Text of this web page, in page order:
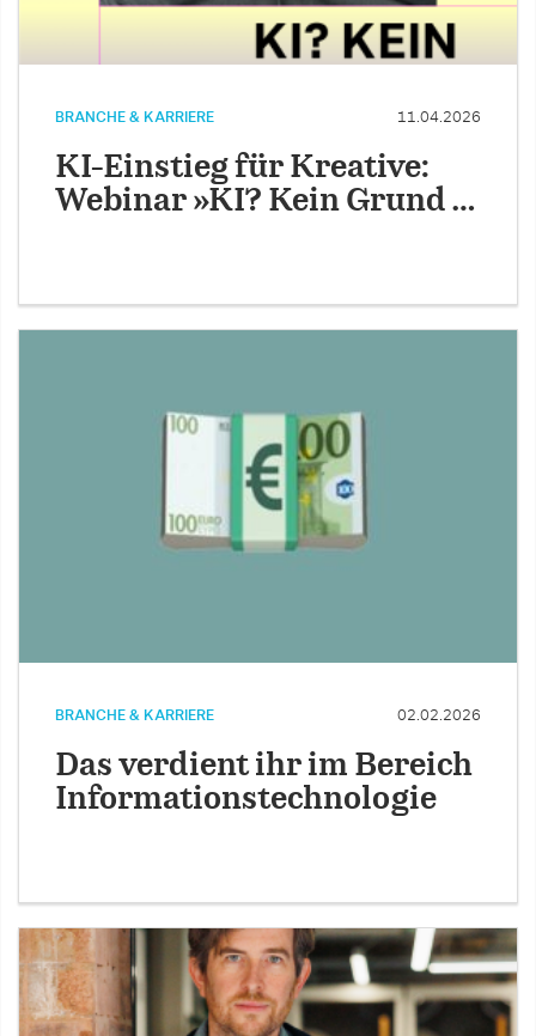
BRANCHE & KARRIERE 11.04.2026
KI-Einstieg für Kreative:
Webinar »KI? Kein Grund …
BRANCHE & KARRIERE 02.02.2026
Das verdient ihr im Bereich
Informationstechnologie